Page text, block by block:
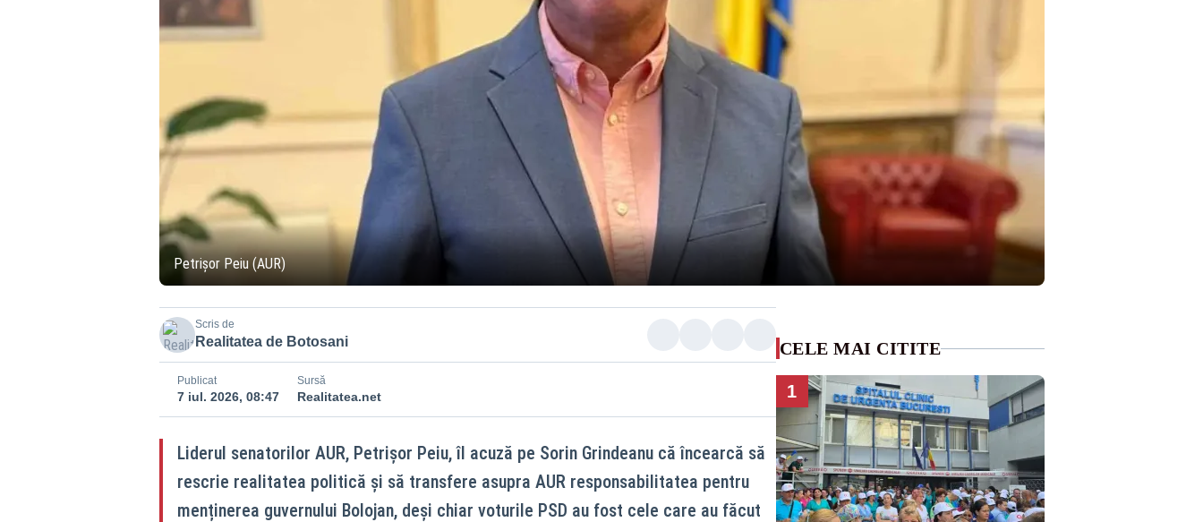
Petrișor Peiu (AUR)
Scris de
Realitatea de Botosani
Publicat
7 iul. 2026, 08:47
Sursă
Realitatea.net
Liderul senatorilor AUR, Petrișor Peiu, îl acuză pe Sorin Grindeanu că încearcă să
rescrie realitatea politică și să transfere asupra AUR responsabilitatea pentru
menținerea guvernului Bolojan, deși chiar voturile PSD au fost cele care au făcut
CELE MAI CITITE
1